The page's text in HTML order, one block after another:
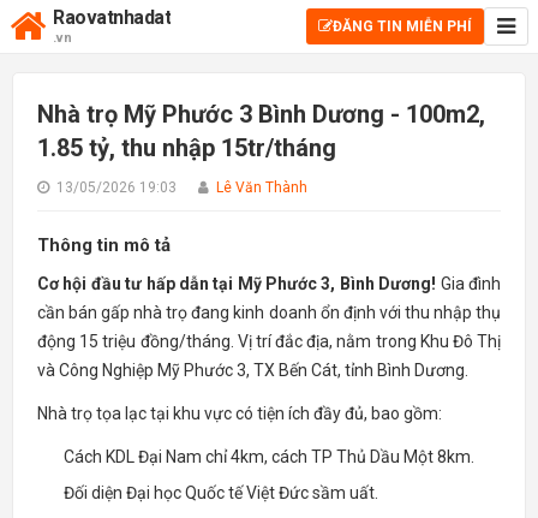
Raovatnhadat
.vn
ĐĂNG TIN MIỄN PHÍ
Nhà trọ Mỹ Phước 3 Bình Dương - 100m2,
1.85 tỷ, thu nhập 15tr/tháng
13/05/2026 19:03 Lê Văn Thành
Thông tin mô tả
Cơ hội đầu tư hấp dẫn tại Mỹ Phước 3, Bình Dương! Gia đình
cần bán gấp nhà trọ đang kinh doanh ổn định với thu nhập thụ
động 15 triệu đồng/tháng. Vị trí đắc địa, nằm trong Khu Đô Thị
và Công Nghiệp Mỹ Phước 3, TX Bến Cát, tỉnh Bình Dương.
Nhà trọ tọa lạc tại khu vực có tiện ích đầy đủ, bao gồm:
Cách KDL Đại Nam chỉ 4km, cách TP Thủ Dầu Một 8km.
Đối diện Đại học Quốc tế Việt Đức sầm uất.